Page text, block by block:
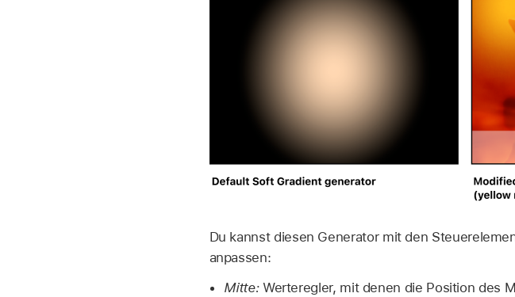
Du kannst diesen Generator mit den
anpassen:
Mitte:Werteregler, mit denen die Position des